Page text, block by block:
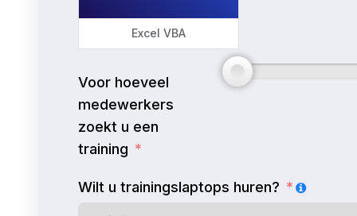
Excel VBA
Voor hoeveel
medewerkers
zoekt u een
training
Wilt u trainingslaptops huren?